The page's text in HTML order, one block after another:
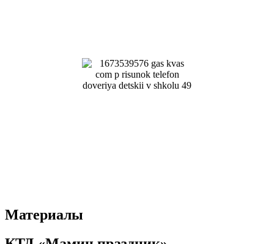
Материалы